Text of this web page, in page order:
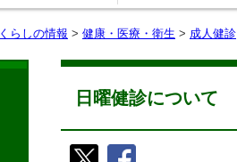
くらしの情報 > 健康・医療・衛生 > 成人健診
日曜健診について